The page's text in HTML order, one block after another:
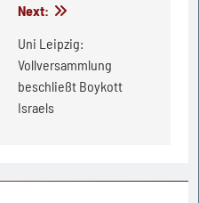
Next:
Uni Leipzig:
Vollversammlung
beschließt Boykott
Israels